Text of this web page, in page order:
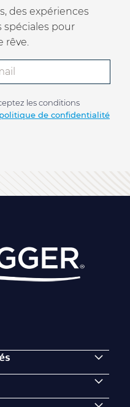
des expériences
spéciales pour
rêve.
les conditions
politique de confidentialité